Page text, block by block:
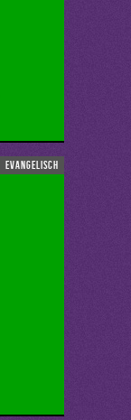
evangelisch